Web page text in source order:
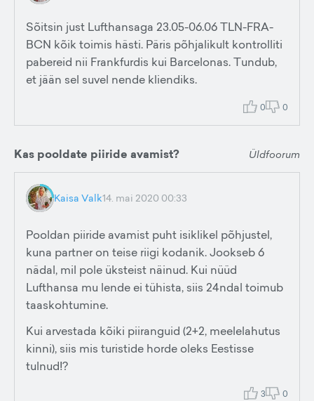
Sõitsin just Lufthansaga 23.05-06.06 TLN-FRA-
BCN kõik toimis hästi. Päris põhjalikult kontrolliti
pabereid nii Frankfurdis kui Barcelonas. Tundub,
et jään sel suvel nende kliendiks.
0 0
Kas pooldate piiride avamist? Üldfoorum
Kaisa Valk14. mai 2020 00:33
Pooldan piiride avamist puht isiklikel põhjustel,
kuna partner on teise riigi kodanik. Jookseb 6
nädal, mil pole üksteist näinud. Kui nüüd
Lufthansa mu lende ei tühista, siis 24ndal toimub
taaskohtumine.
Kui arvestada kõiki piiranguid (2+2, meelelahutus
kinni), siis mis turistide horde oleks Eestisse
tulnud!?
3 0